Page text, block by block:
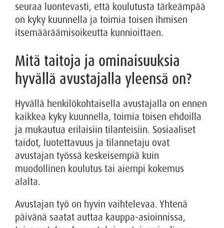
seuraa luontevasti, että koulutusta tärkeämpää
on kyky kuunnella ja toimia toisen ihmisen
itsemääräämisoikeutta kunnioittaen.
Mitä taitoja ja ominaisuuksia
hyvällä avustajalla yleensä on?
Hyvällä henkilökohtaisella avustajalla on ennen
kaikkea kyky kuunnella, toimia toisen ehdoilla
ja mukautua erilaisiin tilanteisiin. Sosiaaliset
taidot, luotettavuus ja tilannetaju ovat
avustajan työssä keskeisempiä kuin
muodollinen koulutus tai aiempi kokemus
alalta.
Avustajan työ on hyvin vaihtelevaa. Yhtenä
päivänä saatat auttaa kauppa-asioinnissa,